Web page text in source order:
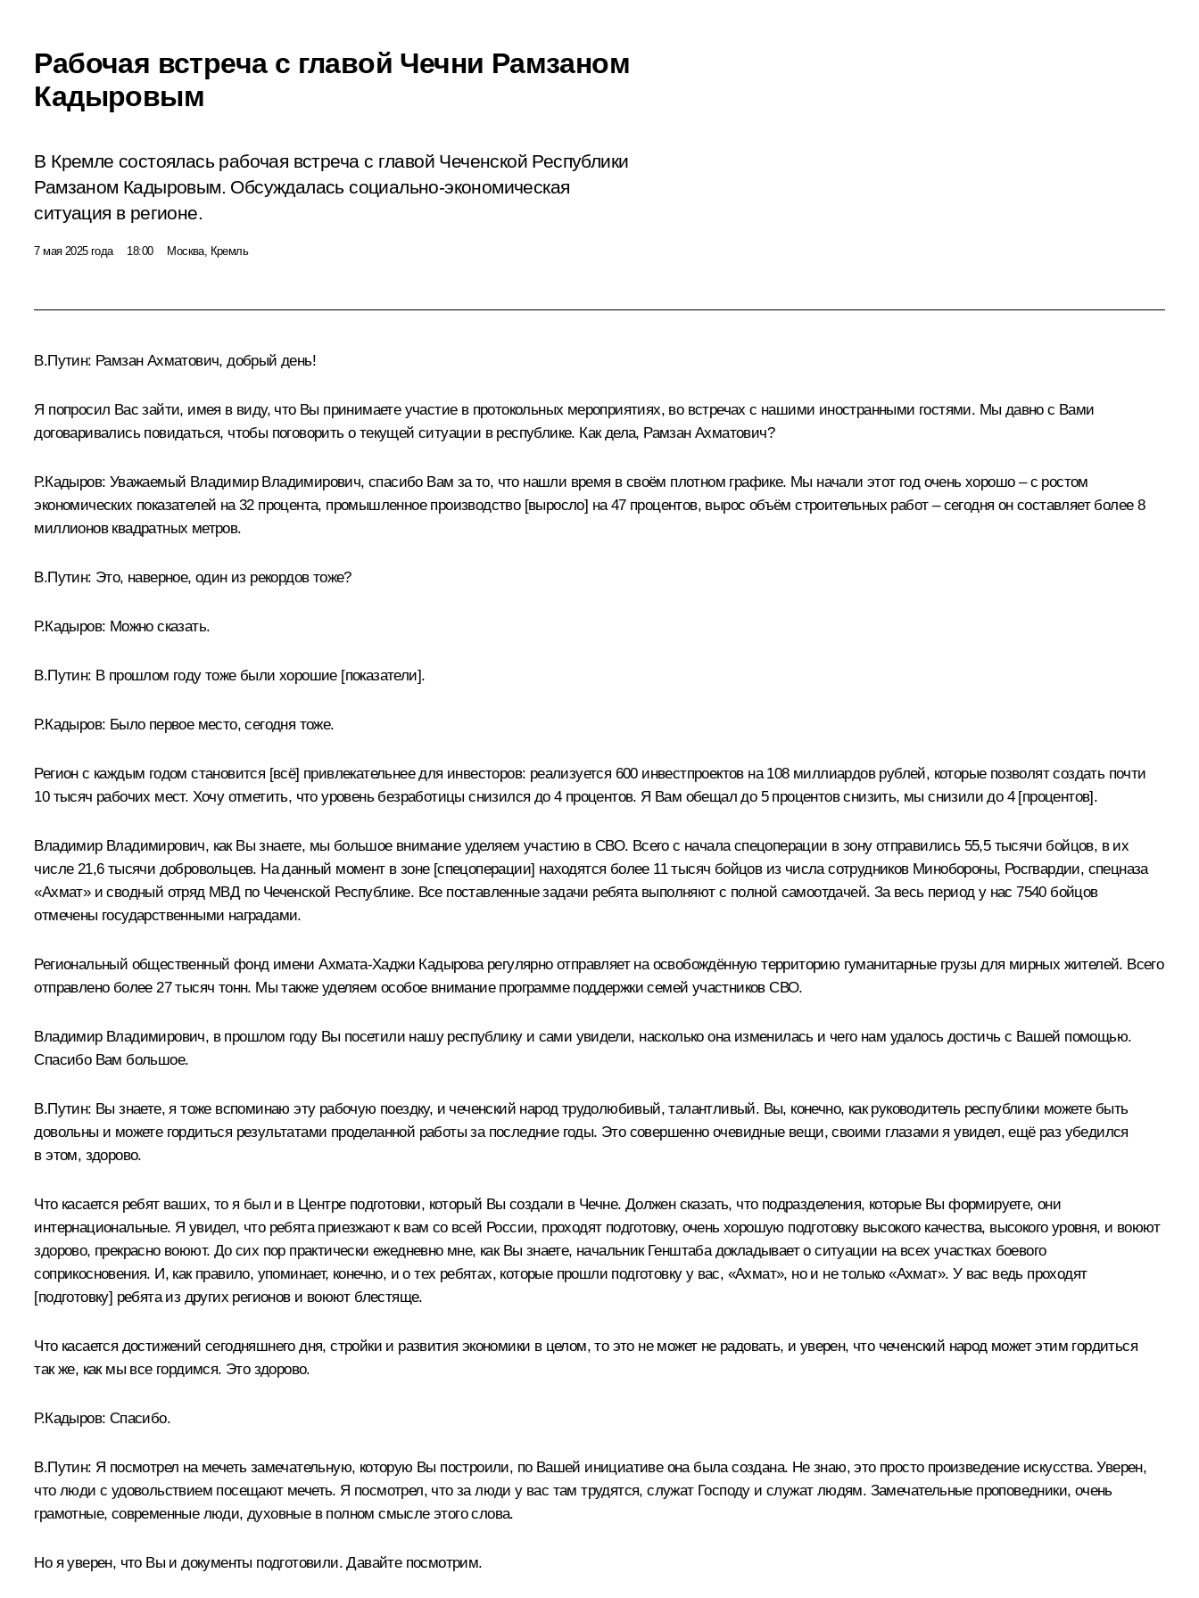
Рабочая встреча с главой Чечни Рамзаном
Кадыровым
В Кремле состоялась рабочая встреча с главой Чеченской Республики
Рамзаном Кадыровым. Обсуждалась социально-экономическая
ситуация в регионе.
7 мая 2025 года 18:00 Москва, Кремль
В.Путин: Рамзан Ахматович, добрый день!
Я попросил Вас зайти, имея в виду, что Вы принимаете участие в протокольных мероприятиях, во встречах с нашими иностранными гостями. Мы давно с Вами
договаривались повидаться, чтобы поговорить о текущей ситуации в республике. Как дела, Рамзан Ахматович?
Р.Кадыров: Уважаемый Владимир Владимирович, спасибо Вам за то, что нашли время в своём плотном графике. Мы начали этот год очень хорошо – с ростом
экономических показателей на 32 процента, промышленное производство [выросло] на 47 процентов, вырос объём строительных работ – сегодня он составляет более 8
миллионов квадратных метров.
В.Путин: Это, наверное, один из рекордов тоже?
Р.Кадыров: Можно сказать.
В.Путин: В прошлом году тоже были хорошие [показатели].
Р.Кадыров: Было первое место, сегодня тоже.
Регион с каждым годом становится [всё] привлекательнее для инвесторов: реализуется 600 инвестпроектов на 108 миллиардов рублей, которые позволят создать почти
10 тысяч рабочих мест. Хочу отметить, что уровень безработицы снизился до 4 процентов. Я Вам обещал до 5 процентов снизить, мы снизили до 4 [процентов].
Владимир Владимирович, как Вы знаете, мы большое внимание уделяем участию в СВО. Всего с начала спецоперации в зону отправились 55,5 тысячи бойцов, в их
числе 21,6 тысячи добровольцев. На данный момент в зоне [спецоперации] находятся более 11 тысяч бойцов из числа сотрудников Минобороны, Росгвардии, спецназа
«Ахмат» и сводный отряд МВД по Чеченской Республике. Все поставленные задачи ребята выполняют с полной самоотдачей. За весь период у нас 7540 бойцов
отмечены государственными наградами.
Региональный общественный фонд имени Ахмата-Хаджи Кадырова регулярно отправляет на освобождённую территорию гуманитарные грузы для мирных жителей. Всего
отправлено более 27 тысяч тонн. Мы также уделяем особое внимание программе поддержки семей участников СВО.
Владимир Владимирович, в прошлом году Вы посетили нашу республику и сами увидели, насколько она изменилась и чего нам удалось достичь с Вашей помощью.
Спасибо Вам большое.
В.Путин: Вы знаете, я тоже вспоминаю эту рабочую поездку, и чеченский народ трудолюбивый, талантливый. Вы, конечно, как руководитель республики можете быть
довольны и можете гордиться результатами проделанной работы за последние годы. Это совершенно очевидные вещи, своими глазами я увидел, ещё раз убедился
в этом, здорово.
Что касается ребят ваших, то я был и в Центре подготовки, который Вы создали в Чечне. Должен сказать, что подразделения, которые Вы формируете, они
интернациональные. Я увидел, что ребята приезжают к вам со всей России, проходят подготовку, очень хорошую подготовку высокого качества, высокого уровня, и воюют
здорово, прекрасно воюют. До сих пор практически ежедневно мне, как Вы знаете, начальник Генштаба докладывает о ситуации на всех участках боевого
соприкосновения. И, как правило, упоминает, конечно, и о тех ребятах, которые прошли подготовку у вас, «Ахмат», но и не только «Ахмат». У вас ведь проходят
[подготовку] ребята из других регионов и воюют блестяще.
Что касается достижений сегодняшнего дня, стройки и развития экономики в целом, то это не может не радовать, и уверен, что чеченский народ может этим гордиться
так же, как мы все гордимся. Это здорово.
Р.Кадыров: Спасибо.
В.Путин: Я посмотрел на мечеть замечательную, которую Вы построили, по Вашей инициативе она была создана. Не знаю, это просто произведение искусства. Уверен,
что люди с удовольствием посещают мечеть. Я посмотрел, что за люди у вас там трудятся, служат Господу и служат людям. Замечательные проповедники, очень
грамотные, современные люди, духовные в полном смысле этого слова.
Но я уверен, что Вы и документы подготовили. Давайте посмотрим.